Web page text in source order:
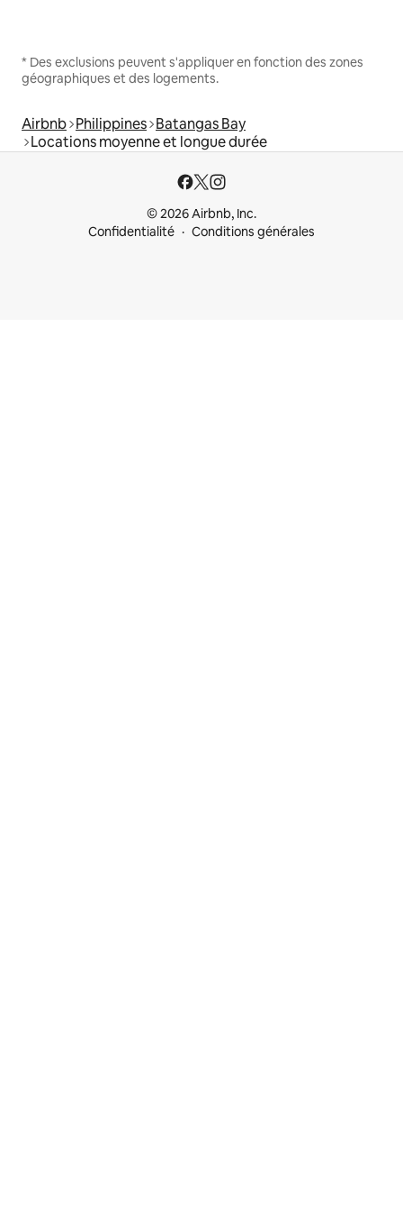
* Des exclusions peuvent s'appliquer en fonction des zones
géographiques et des logements.
Airbnb Philippines Batangas Bay
Locations moyenne et longue durée
© 2026 Airbnb, Inc.
Confidentialité
Conditions générales